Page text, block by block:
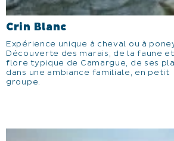
Crin Blanc
Expérience unique à cheval ou à
Découverte des marais, de la faune
flore typique de Camargue, de ses
dans une ambiance familiale, en petit
groupe.